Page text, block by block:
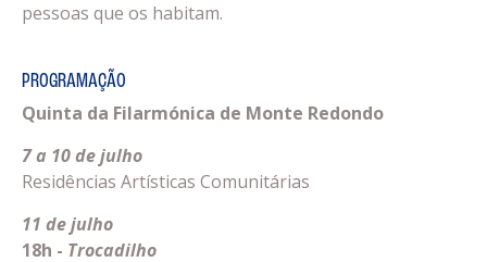
pessoas que os habitam.
PROGRAMAÇÃO
Quinta da Filarmónica de Monte Redondo
7 a 10 de julho
Residências Artísticas Comunitárias
11 de julho
18h - Trocadilho